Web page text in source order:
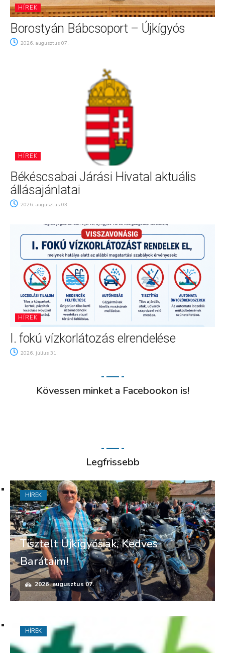
HÍREK
Borostyán Bábcsoport – Újkígyós
2026. augusztus 07.
HÍREK
Békéscsabai Járási Hivatal aktuális
állásajánlatai
2026. augusztus 03.
HÍREK
I. fokú vízkorlátozás elrendelése
2026. július 31.
Kövessen minket a Facebookon is!
Legfrissebb
Tisztelt Újkígyósiak, Kedves
Barátaim!
2026. augusztus 07.
HÍREK
HÍREK